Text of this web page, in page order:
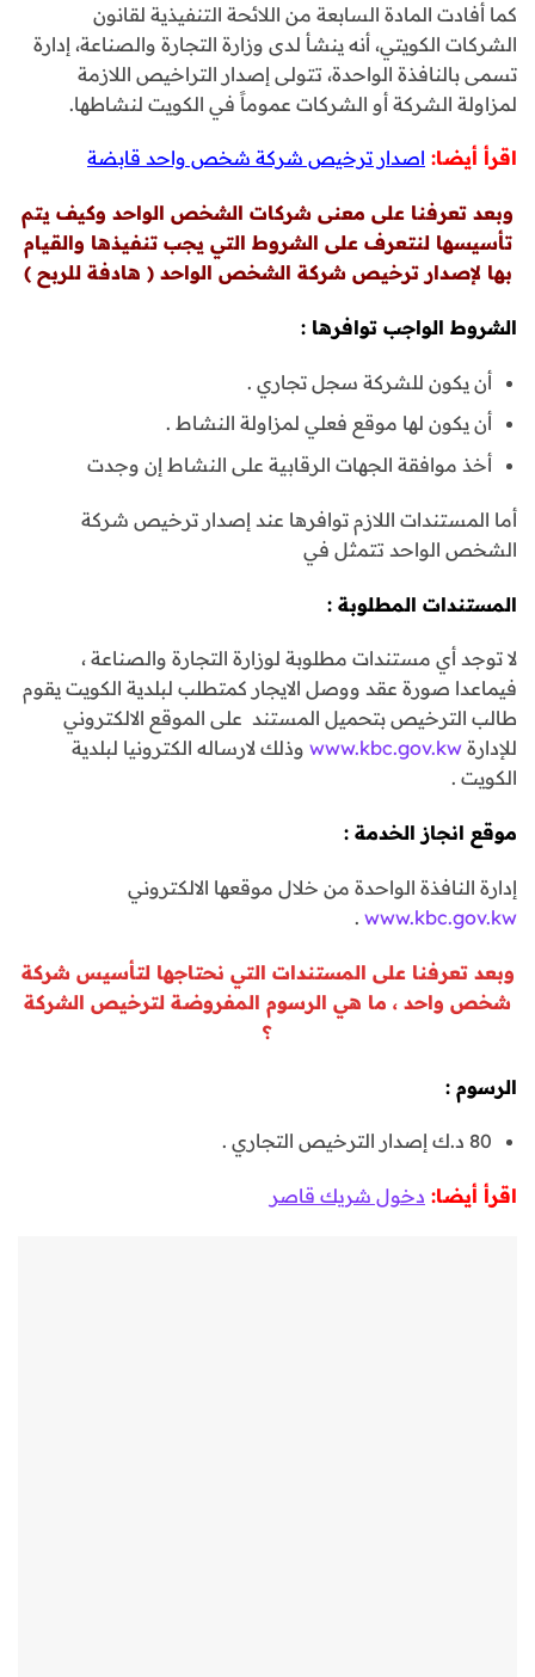
كما أفادت المادة السابعة من اللائحة التنفيذية لقانون
الشركات الكويتي، أنه ينشأ لدى وزارة التجارة والصناعة، إدارة
تسمى بالنافذة الواحدة، تتولى إصدار التراخيص اللازمة
لمزاولة الشركة أو الشركات عموماً في الكويت لنشاطها.
اقرأ أيضا: اصدار ترخيص شركة شخص واحد قابضة
وبعد تعرفنا على معنى شركات الشخص الواحد وكيف يتم
تأسيسها لنتعرف على الشروط التي يجب تنفيذها والقيام
بها لإصدار ترخيص شركة الشخص الواحد ( هادفة للربح )
الشروط الواجب توافرها :
أن يكون للشركة سجل تجاري .
أن يكون لها موقع فعلي لمزاولة النشاط .
أخذ موافقة الجهات الرقابية على النشاط إن وجدت
أما المستندات اللازم توافرها عند إصدار ترخيص شركة
الشخص الواحد تتمثل في
المستندات المطلوبة :
لا توجد أي مستندات مطلوبة لوزارة التجارة والصناعة ،
فيماعدا صورة عقد ووصل الايجار كمتطلب لبلدية الكويت يقوم
طالب الترخيص بتحميل المستند على الموقع الالكتروني
للإدارة www.kbc.gov.kw وذلك لارساله الكترونيا لبلدية
الكويت .
موقع انجاز الخدمة :
إدارة النافذة الواحدة من خلال موقعها الالكتروني
www.kbc.gov.kw
.
وبعد تعرفنا على المستندات التي نحتاجها لتأسيس شركة
شخص واحد ، ما هي الرسوم المفروضة لترخيص الشركة
؟
الرسوم :
80 د.ك إصدار الترخيص التجاري .
اقرأ أيضا: دخول شريك قاصر